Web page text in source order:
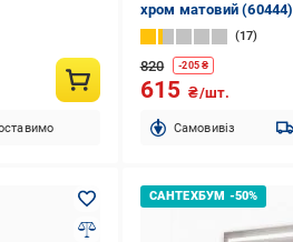
хром матовий (60444)
17
820 -205 ₴
615 ₴/шт.
Cамовивіз